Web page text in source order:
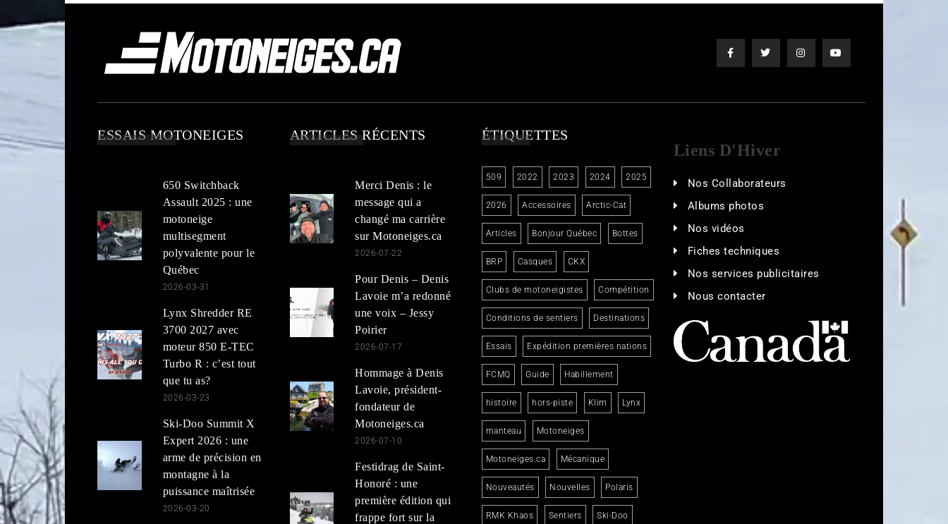
ESSAIS MOTONEIGES
650 Switchback
Assault 2025 : une
motoneige
multisegment
polyvalente pour le
Québec
2026-03-31
Lynx Shredder RE
3700 2027 avec
moteur 850 E-TEC
Turbo R : c’est tout
que tu as?
2026-03-23
Ski-Doo Summit X
Expert 2026 : une
arme de précision en
montagne à la
puissance maîtrisée
2026-03-20
ARTICLES RÉCENTS
Merci Denis : le
message qui a
changé ma carrière
sur Motoneiges.ca
2026-07-22
Pour Denis – Denis
Lavoie m’a redonné
une voix – Jessy
Poirier
2026-07-17
Hommage à Denis
Lavoie, président-
fondateur de
Motoneiges.ca
2026-07-10
Festidrag de Saint-
Honoré : une
première édition qui
frappe fort sur la
ÉTIQUETTES
509 2022 2023 2024 2025
2026 Accessoires Arctic-Cat
Articles Bonjour Québec Bottes
BRP Casques CKX
Clubs de motoneigistes Compétition
Conditions de sentiers Destinations
Essais Expédition premières nations
FCMQ Guide Habillement
histoire hors-piste Klim Lynx
manteau Motoneiges
Motoneiges.ca Mécanique
Nouveautés Nouvelles Polaris
RMK Khaos Sentiers Ski-Doo
Liens D'Hiver
Nos Collaborateurs
Albums photos
Nos vidéos
Fiches techniques
Nos services publicitaires
Nous contacter